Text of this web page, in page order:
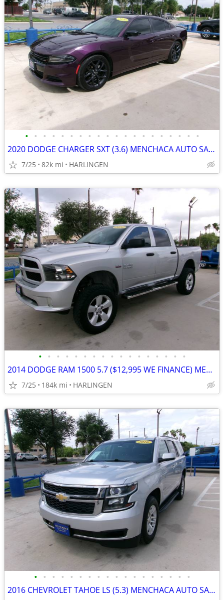
• • • • • • • • • • • • • • • • • • • •
2020 DODGE CHARGER SXT (3.6) MENCHACA AUTO SALES
7/25 82k mi HARLINGEN
• • • • • • • • • • • • • • • • •
2014 DODGE RAM 1500 5.7 ($12,995 WE FINANCE) MENCHACA AUTO SALES
7/25 184k mi HARLINGEN
• • • • • • • • • • • • • • • • • •
2016 CHEVROLET TAHOE LS (5.3) MENCHACA AUTO SALES